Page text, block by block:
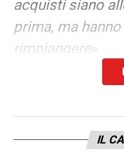
acquisti siano
prima, ma
rimpiangere».
TUTTE LE
LA PLAYLIST
IL